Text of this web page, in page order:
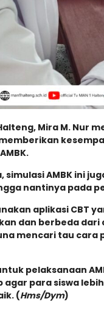
Mira M. Nur
simulasi AMBK ini
nantinya pada
aplikasi CBT
dan berbeda
mencari tau
pelaksanaan
agar para siswa
(Hms/Dym)